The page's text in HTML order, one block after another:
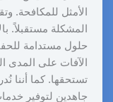
الأمثل للمكافحة.
المشكلة مستقبلاً.
حلول مستدامة
الآفات على المدى
تستحقها. كما أننا
جاهدين لتوفير